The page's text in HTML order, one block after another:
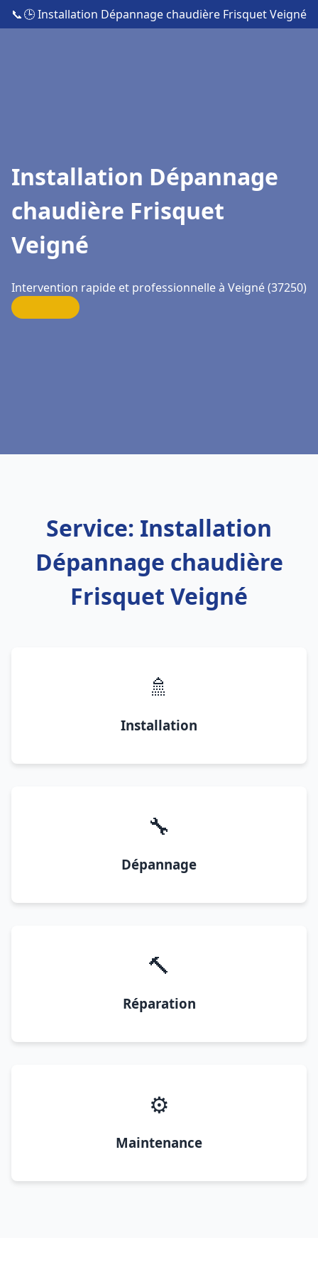
📞🕒 Installation Dépannage chaudière Frisquet Veigné
Installation Dépannage
chaudière Frisquet
Veigné
Intervention rapide et professionnelle à Veigné (37250)
Service: Installation
Dépannage chaudière
Frisquet Veigné
🚿
Installation
🔧
Dépannage
🔨
Réparation
⚙️
Maintenance